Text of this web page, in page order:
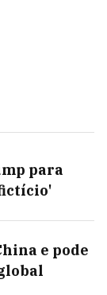
para
e pode